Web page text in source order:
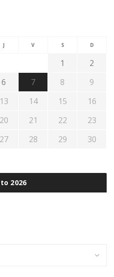
2026
J V S D
1
2
6 7 8
9
13 14 15
16
20 21 22
23
27 28 29
30